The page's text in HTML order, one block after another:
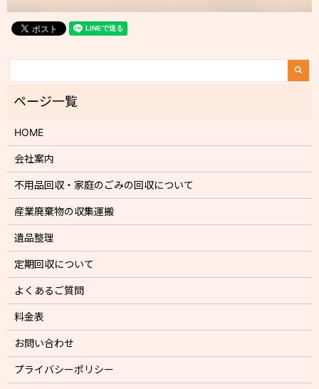
HOME
会社案内
不用品回収・家庭のごみの回収について
産業廃棄物の収集運搬
遺品整理
定期回収について
よくあるご質問
料金表
お問い合わせ
プライバシーポリシー